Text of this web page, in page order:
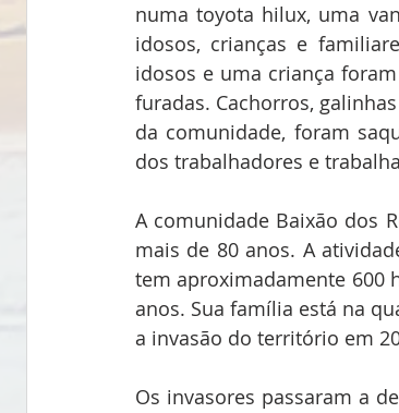
numa toyota hilux, uma
idosos, crianças e
idosos e uma criança
furadas. Cachorros,
da comunidade, foram
dos trabalhadores e
A comunidade Baixão dos
mais de 80 anos. A
tem aproximadamente 600
anos. Sua família está na
a invasão do território em
Os invasores passaram a